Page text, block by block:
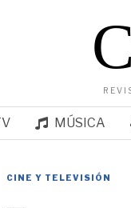
MÚSICA
CINE Y TELEVISIÓN